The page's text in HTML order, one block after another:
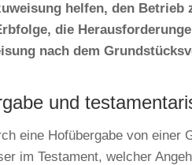
helfen, den
die
nach dem
und
eine Hofübergabe von einer
im Testament, welcher